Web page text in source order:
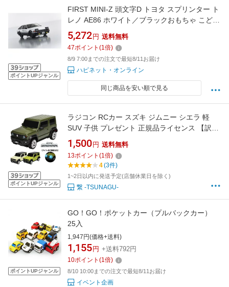
ポイントUPジャンル
FIRST MINI-Z 頭文字D トヨタ スプリンター ト
レノ AE86 ホワイト／ブラックおもちゃ こども
子供 男の子 ミニカー 車 くるま 6歳 頭文字(イ
ニシャル)D
5,272 円 送料無料
47ポイント (1倍)
8/9 7:00までの注文で最短8/11お届け
ハピネット・オンライン
同じ商品を安い順で見る
ポイントUPジャンル
ラジコン RCカー スズキ ジムニー シエラ 軽
SUV 子供 プレゼント 正規品ライセンス 【訳あ
り:箱潰れ・中身新品【送料無料】人気 1/20 フ
ルファンクション ライト点灯
1,500 円 送料無料
13ポイント (1倍)
4(3件)
1~2日以内に発送予定(店舗休業日を除く)
繋 -TSUNAGU-
ポイントUPジャンル
GO！GO！ポケットカー（プルバックカー）
25入
1,947円(価格+送料)
1,155 円 +送料792円
10ポイント (1倍)
8/10 10:00までの注文で最短8/11お届け
イベント企画